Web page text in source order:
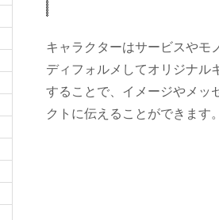
キャラクターはサービスやモ
ディフォルメしてオリジナル
することで、イメージやメッ
クトに伝えることができます